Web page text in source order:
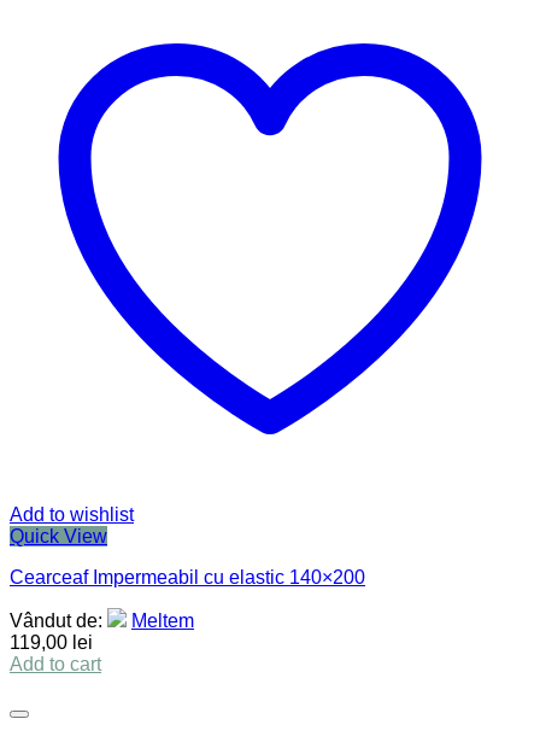
Add to wishlist
Quick View
Cearceaf Impermeabil cu elastic 140×200
Vândut de:
Meltem
119,00 lei
Add to cart